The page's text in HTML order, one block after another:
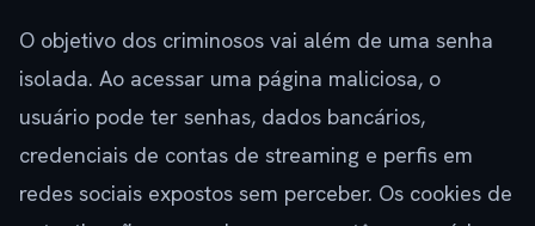
O objetivo dos criminosos vai além de uma senha
isolada. Ao acessar uma página maliciosa, o
usuário pode ter senhas, dados bancários,
credenciais de contas de streaming e perfis em
redes sociais expostos sem perceber. Os cookies de